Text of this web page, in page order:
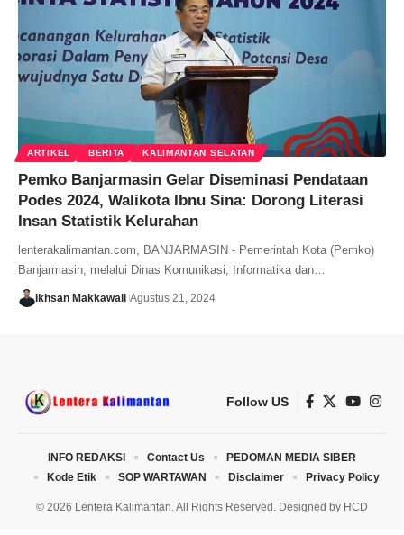
ARTIKEL BERITA KALIMANTAN SELATAN
Pemko Banjarmasin Gelar Diseminasi Pendataan
Podes 2024, Walikota Ibnu Sina: Dorong Literasi
Insan Statistik Kelurahan
lenterakalimantan.com, BANJARMASIN - Pemerintah Kota (Pemko)
Banjarmasin, melalui Dinas Komunikasi, Informatika dan…
Ikhsan Makkawali Agustus 21, 2024
Follow US
© 2026 Lentera Kalimantan. All Rights Reserved. Designed by HCD
INFO REDAKSI Contact Us
PEDOMAN MEDIA SIBER
Kode Etik
SOP WARTAWAN Disclaimer Privacy Policy